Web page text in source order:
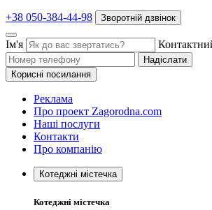
+38 050-384-44-98 Зворотній дзвінок
Ім'я
Надіслати
Корисні посилання
Реклама
Про проект Zagorodna.com
Наші послуги
Контакти
Про компанію
Котеджні містечка
Котеджні містечка